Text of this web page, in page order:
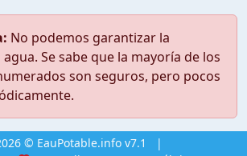
No podemos garantizar la
Se sabe que la mayoría de los
son seguros, pero pocos
© EauPotable.info v7.1
|